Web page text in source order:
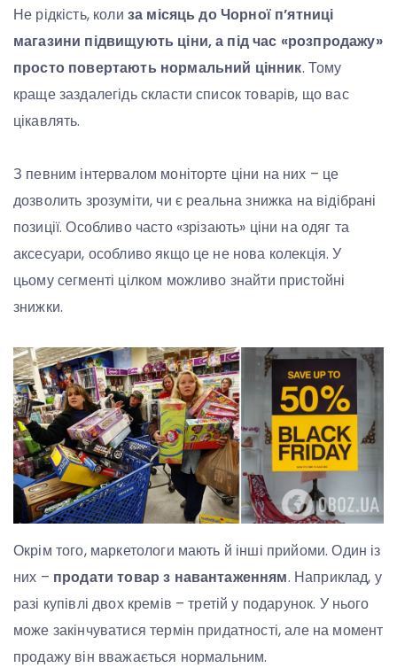
Не рідкість, коли за місяць до Чорної п’ятниці
магазини підвищують ціни, а під час «розпродажу»
просто повертають нормальний цінник. Тому
краще заздалегідь скласти список товарів, що вас
цікавлять.
З певним інтервалом моніторте ціни на них – це
дозволить зрозуміти, чи є реальна знижка на відібрані
позиції. Особливо часто «зрізають» ціни на одяг та
аксесуари, особливо якщо це не нова колекція. У
цьому сегменті цілком можливо знайти пристойні
знижки.
Окрім того, маркетологи мають й інші прийоми. Один із
них – продати товар з навантаженням. Наприклад, у
разі купівлі двох кремів – третій у подарунок. У нього
може закінчуватися термін придатності, але на момент
продажу він вважається нормальним.